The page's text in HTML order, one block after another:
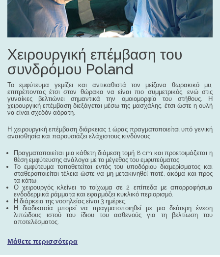
Χειρουργική επέμβαση του
συνδρόμου Poland
Το εμφύτευμα γεμίζει και αντικαθιστά τον μείζονα θωρακικό μυ,
επιτρέποντας έτσι στον θώρακα να είναι πιο συμμετρικός, ενώ στις
γυναίκες βελτιώνει σημαντικά την ομοιομορφία του στήθους. Η
χειρουργική επέμβαση διεξάγεται μέσω της μασχάλης, έτσι ώστε η ουλή
να είναι σχεδόν αόρατη.
Η χειρουργική επέμβαση διάρκειας 1 ώρας πραγματοποιείται υπό γενική
αναισθησία και παρουσιάζει ελάχιστους κινδύνους:
Πραγματοποιείται μια κάθετη διάμεση τομή 8 cm και προετοιμάζεται η
θέση εμφύτευσης ανάλογα με το μέγεθος του εμφυτεύματος.
Το εμφύτευμα τοποθετείται εντός του υποδόριου διαμερίσματος και
σταθεροποιείται τέλεια ώστε να μη μετακινηθεί ποτέ, ακόμα και προς
τα κάτω.
Ο χειρουργός κλείνει το τοίχωμα σε 2 επίπεδα με απορροφήσιμα
ενδοδερμικά ράμματα και εφαρμόζει κυκλικό περιορισμό.
Η διάρκεια της νοσηλείας είναι 3 ημέρες.
Η διαδικασία μπορεί να πραγματοποιηθεί με μια δεύτερη ένεση
λιπώδους ιστού του ίδιου του ασθενούς για τη βελτίωση του
αποτελέσματος.
Μάθετε περισσότερα